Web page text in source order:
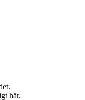
här.